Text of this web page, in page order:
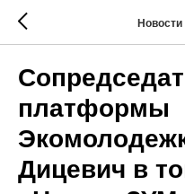
платформы
Дицевич в